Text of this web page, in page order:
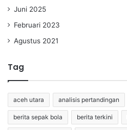
Juni 2025
Februari 2023
Agustus 2021
Tag
aceh utara analisis pertandingan
berita sepak bola berita terkini